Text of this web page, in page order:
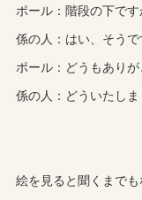
ポール：階段の下です
係の人：はい、そうで
ポール：どうもありが
係の人：どういたしま
絵を見ると聞くまでも